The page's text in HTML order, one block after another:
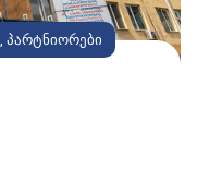
პარტნიორები